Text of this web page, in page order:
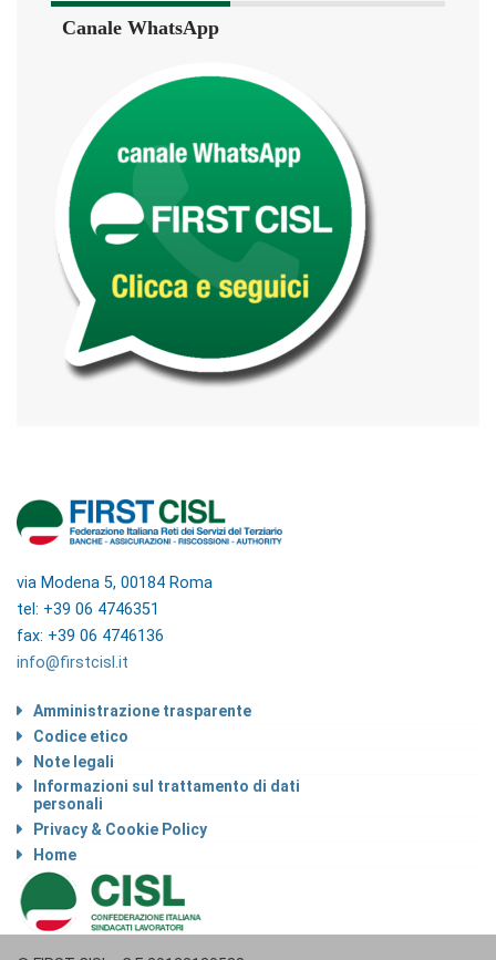
Canale WhatsApp
via Modena 5, 00184 Roma
tel: +39 06 4746351
fax: +39 06 4746136
info@firstcisl.it
Amministrazione trasparente
Codice etico
Note legali
Informazioni sul trattamento di dati
personali
Privacy & Cookie Policy
Home